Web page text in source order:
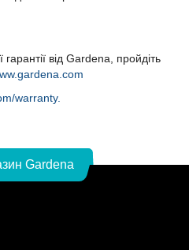
від Gardena, пройдіть
warranty.
Gardena